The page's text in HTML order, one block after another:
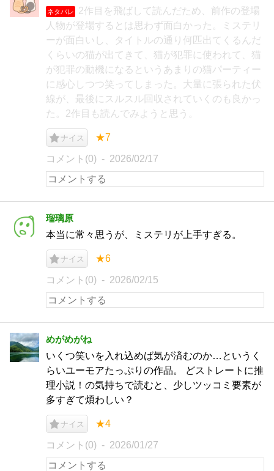
ネタバレ
2作目を飛ばして読んだため、前作の登場
人物が登場するとは思わず面白かった。ミステリ
ーが面白いし、タイトルの通り何匹出てくるんだ
くらいの猫が出てきて、猫が犯罪に使われて、猫
が犯罪の動機になるというあまりの猫パーティー
に感心しつつ笑ってしまった。大量に張られた伏
線が、最後にスルスル回収されていくのも良かっ
た。2作目も読んでみようと思う。
ナイス ★7
コメント(0) 2026/02/17
瑠璃原
本当に常々思うが、ミステリが上手すぎる。
ナイス ★6
コメント(0) 2026/02/15
めがめがね
いくつ笑いを入れ込めば気が済むのか…というく
らいユーモアたっぷりの作品。 どストレートに推
理小説！の気持ちで読むと、少しツッコミ要素が
多すぎて煩わしい？
ナイス ★4
コメント(0) 2026/01/27